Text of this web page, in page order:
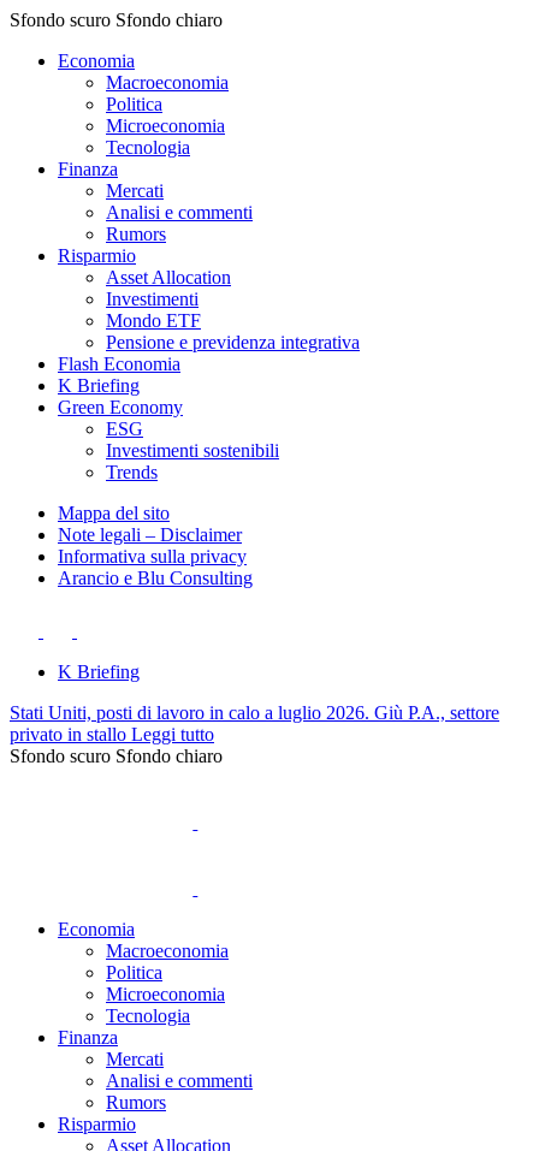
Sfondo scuro Sfondo chiaro
Economia
Macroeconomia
Politica
Microeconomia
Tecnologia
Finanza
Mercati
Analisi e commenti
Rumors
Risparmio
Asset Allocation
Investimenti
Mondo ETF
Pensione e previdenza integrativa
Flash Economia
K Briefing
Green Economy
ESG
Investimenti sostenibili
Trends
Mappa del sito
Note legali – Disclaimer
Informativa sulla privacy
Arancio e Blu Consulting
K Briefing
Stati Uniti, posti di lavoro in calo a luglio 2026. Giù P.A., settore
privato in stallo Leggi tutto
Sfondo scuro Sfondo chiaro
Economia
Macroeconomia
Politica
Microeconomia
Tecnologia
Finanza
Mercati
Analisi e commenti
Rumors
Risparmio
Asset Allocation